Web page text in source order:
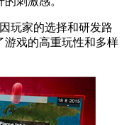
玩家的选择和研发路
游戏的高重玩性和多样